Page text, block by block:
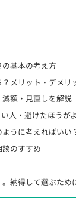
基本の考え方
メリット・デメリ
減額・見直しを解説
人・避けたほうが
うに考えればいい
のすすめ
納得して選ぶため